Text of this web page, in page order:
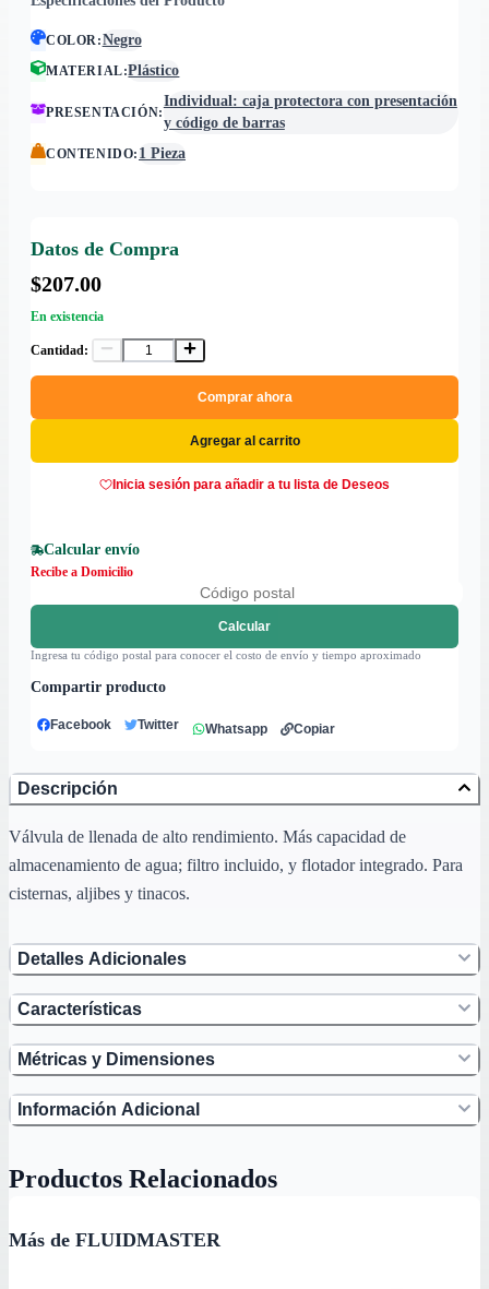
COLOR:Negro
MATERIAL:Plástico
PRESENTACIÓN:
Individual: caja protectora con presentación
y código de barras
CONTENIDO: 1 Pieza
Datos de Compra
$207.00
En existencia
Cantidad:
Comprar ahora
Agregar al carrito
Inicia sesión para añadir a tu lista de Deseos
Calcular envío
Recibe a Domicilio
Calcular
Ingresa tu código postal para conocer el costo de envío y tiempo aproximado
Compartir producto
Facebook Twitter Whatsapp Copiar
Descripción
Válvula de llenada de alto rendimiento. Más capacidad de
almacenamiento de agua; filtro incluido, y flotador integrado. Para
cisternas, aljibes y tinacos.
Detalles Adicionales
Características
Métricas y Dimensiones
Información Adicional
Productos Relacionados
Más de FLUIDMASTER